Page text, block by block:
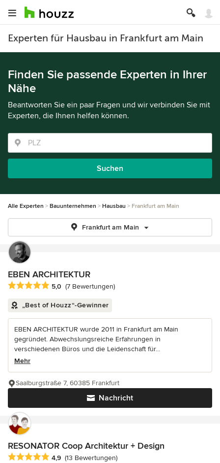
Experten für Hausbau in Frankfurt am Main
Finden Sie passende Experten in Ihrer
Nähe
Beantworten Sie ein paar Fragen und wir verbinden Sie mit
Experten, die Ihnen helfen können.
Suchen
Alle Experten Bauunternehmen Hausbau Frankfurt am Main
Frankfurt am Main
EBEN ARCHITEKTUR
Durchschnittliche Bewertung: 5 von 5 Sternen
5,0 (7 Bewertungen)
„Best of Houzz“-Gewinner
EBEN ARCHITEKTUR wurde 2011 in Frankfurt am Main
gegründet. Abwechslungsreiche Erfahrungen in
verschiedenen Büros und die Leidenschaft für...
Mehr
Nachricht
Saalburgstraße 7, 60385 Frankfurt
RESONATOR Coop Architektur + Design
Durchschnittliche Bewertung: 4.9 von 5 Sternen
4,9 (13 Bewertungen)